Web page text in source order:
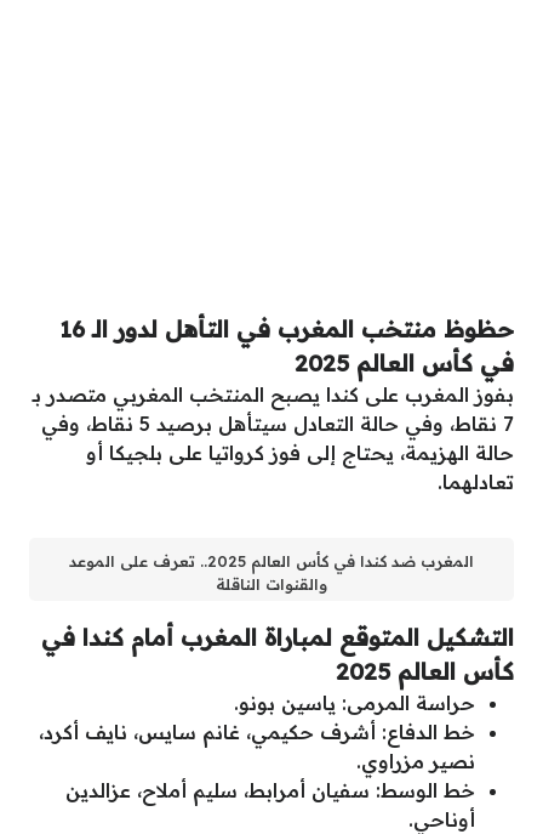
حظوظ منتخب المغرب في التأهل لدور الـ 16
في كأس العالم 2025
بفوز المغرب على كندا يصبح المنتخب المغربي متصدر بـ
7 نقاط، وفي حالة التعادل سيتأهل برصيد 5 نقاط، وفي
حالة الهزيمة، يحتاج إلى فوز كرواتيا على بلجيكا أو
تعادلهما.
المغرب ضد كندا في كأس العالم 2025.. تعرف على الموعد
والقنوات الناقلة
التشكيل المتوقع لمباراة المغرب أمام كندا في
كأس العالم 2025
حراسة المرمى: ياسين بونو.
خط الدفاع: أشرف حكيمي، غانم سايس، نايف أكرد،
نصير مزراوي.
خط الوسط: سفيان أمرابط، سليم أملاح، عزالدين
أوناحي.